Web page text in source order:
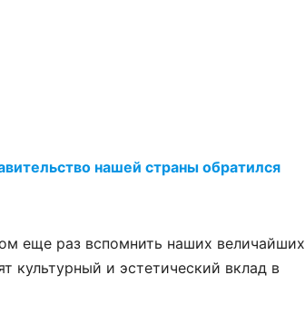
нашей страны обратился
еще раз вспомнить наших величайших
культурный и эстетический вклад в